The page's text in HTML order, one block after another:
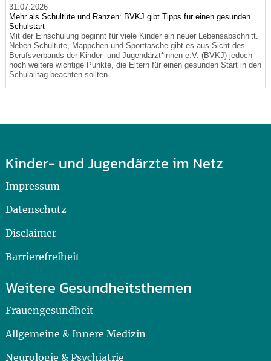
31.07.2026
Mehr als Schultüte und Ranzen: BVKJ gibt Tipps für einen gesunden
Schulstart
Mit der Einschulung beginnt für viele Kinder ein neuer Lebensabschnitt.
Neben Schultüte, Mäppchen und Sporttasche gibt es aus Sicht des
Berufsverbands der Kinder- und Jugendärzt*innen e.V. (BVKJ) jedoch
noch weitere wichtige Punkte, die Eltern für einen gesunden Start in den
Schulalltag beachten sollten.
Kinder- und Jugendärzte im Netz
Impressum
Datenschutz
Disclaimer
Barrierefreiheit
Weitere Gesundheitsthemen
Frauengesundheit
Allgemeine & Innere Medizin
Neurologie & Psychiatrie